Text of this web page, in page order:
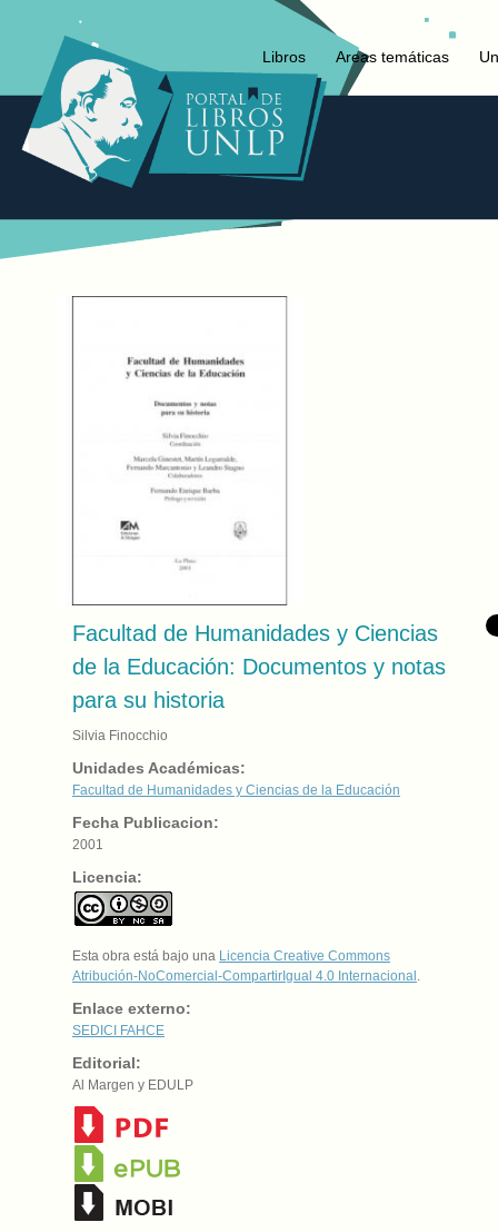
Libros Areas temáticas
Facultad de Humanidades y Ciencias
de la Educación: Documentos y notas
para su historia
Silvia Finocchio
Unidades Académicas:
Facultad de Humanidades y Ciencias de la Educación
Fecha Publicacion:
2001
Licencia:
Esta obra está bajo una Licencia Creative Commons
Atribución-NoComercial-CompartirIgual 4.0 Internacional
Enlace externo:
SEDICI FAHCE
Editorial:
Al Margen y EDULP